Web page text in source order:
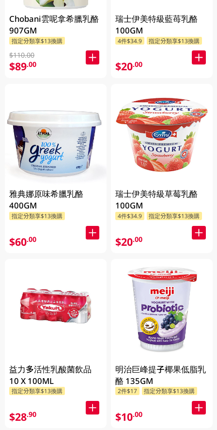
Chobani雲呢拿希臘乳酪
907GM
指定分類享$13換購
$110.00
$89.00
雅典娜原味希臘乳酪
400GM
指定分類享$13換購
$60.00
益力多活性乳酸菌飲品
10 X 100ML
指定分類享$13換購
$28.90
瑞士伊美特級藍苺乳酪
100GM
4件$34.9 指定分類享$13換購
$20.00
瑞士伊美特級草莓乳酪
100GM
4件$34.9 指定分類享$13換購
$20.00
明治巨峰提子椰果低脂乳
酪 135GM
2件$17 指定分類享$13換購
$10.00